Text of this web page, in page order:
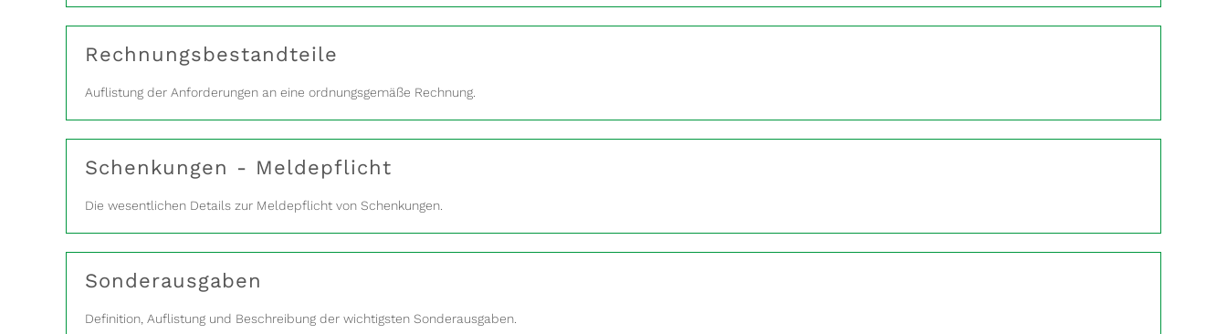
Rechnungsbestandteile
Auflistung der Anforderungen an eine ordnungsgemäße Rechnung.
Schenkungen - Meldepflicht
Die wesentlichen Details zur Meldepflicht von Schenkungen.
Sonderausgaben
Definition, Auflistung und Beschreibung der wichtigsten Sonderausgaben.